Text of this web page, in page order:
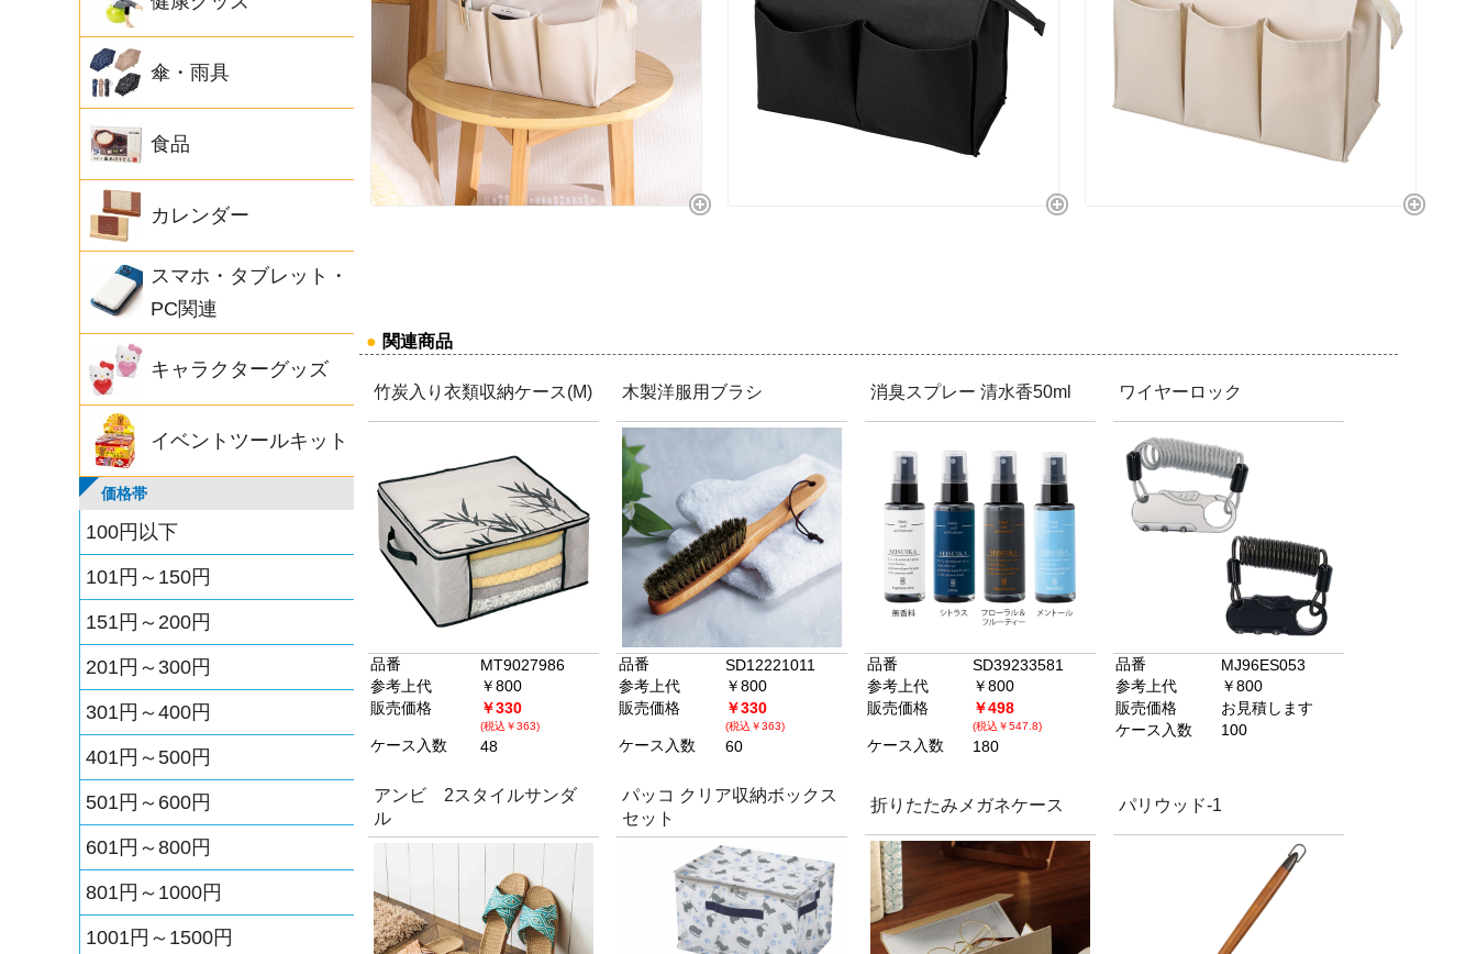
傘・雨具
食品
カレンダー
スマホ・タブレット・
PC関連
キャラクターグッズ
イベントツールキット
価格帯
100円以下
101円～150円
151円～200円
201円～300円
301円～400円
401円～500円
501円～600円
601円～800円
801円～1000円
1001円～1500円
● 関連商品
竹炭入り衣類収納ケース(M)
品番
MT9027986
参考上代
￥800
販売価格
￥330
(税込￥363)
ケース入数 48
木製洋服用ブラシ
品番
SD12221011
参考上代
￥800
販売価格
￥330
(税込￥363)
ケース入数 60
消臭スプレー 清水香50ml
品番
SD39233581
参考上代
￥800
販売価格
￥498
(税込￥547.8)
ケース入数 180
ワイヤーロック
品番
MJ96ES053
参考上代
￥800
販売価格
お見積します
ケース入数
100
アンビ 2スタイルサンダ
ル
パッコ クリア収納ボックス
セット
折りたたみメガネケース パリウッド-1